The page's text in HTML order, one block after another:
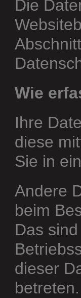
Die
Wie
Ihre
diese
Sie in
Andere
beim
Das
dieser
betreten.